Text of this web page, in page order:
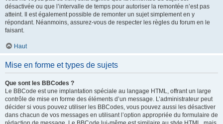
désactivée ou que l’intervalle de temps pour autoriser la remontée n’est pas
atteint. Il est également possible de remonter un sujet simplement en y
répondant. Néanmoins, assurez-vous de respecter les règles du forum en le
faisant.
Haut
Mise en forme et types de sujets
Que sont les BBCodes ?
Le BBCode est une implantation spéciale au langage HTML, offrant un large
contrôle de mise en forme des éléments d’un message. L’administrateur peut
décider si vous pouvez utiliser les BBCodes, vous pouvez aussi les désactiver
dans chacun de vos messages en utilisant l’option appropriée du formulaire de